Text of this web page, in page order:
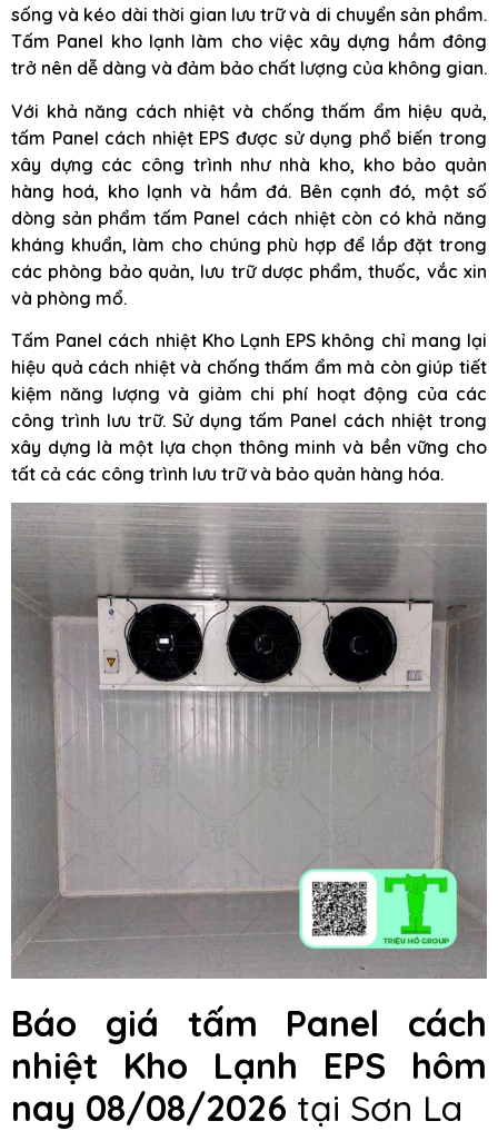
sống và kéo dài thời gian lưu trữ và di chuyển sản phẩm.
Tấm Panel kho lạnh làm cho việc xây dựng hầm đông
trở nên dễ dàng và đảm bảo chất lượng của không gian.
Với khả năng cách nhiệt và chống thấm ẩm hiệu quả,
tấm Panel cách nhiệt EPS được sử dụng phổ biến trong
xây dựng các công trình như nhà kho, kho bảo quản
hàng hoá, kho lạnh và hầm đá. Bên cạnh đó, một số
dòng sản phẩm tấm Panel cách nhiệt còn có khả năng
kháng khuẩn, làm cho chúng phù hợp để lắp đặt trong
các phòng bảo quản, lưu trữ dược phẩm, thuốc, vắc xin
và phòng mổ.
Tấm Panel cách nhiệt Kho Lạnh EPS không chỉ mang lại
hiệu quả cách nhiệt và chống thấm ẩm mà còn giúp tiết
kiệm năng lượng và giảm chi phí hoạt động của các
công trình lưu trữ. Sử dụng tấm Panel cách nhiệt trong
xây dựng là một lựa chọn thông minh và bền vững cho
tất cả các công trình lưu trữ và bảo quản hàng hóa.
Báo giá tấm Panel cách
nhiệt Kho Lạnh EPS hôm
nay 08/08/2026 tại Sơn La